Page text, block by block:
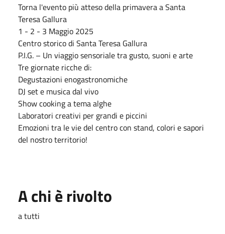
Torna l'evento più atteso della primavera a Santa
Teresa Gallura
1 - 2 - 3 Maggio 2025
Centro storico di Santa Teresa Gallura
P.I.G. – Un viaggio sensoriale tra gusto, suoni e arte
Tre giornate ricche di:
Degustazioni enogastronomiche
DJ set e musica dal vivo
Show cooking a tema alghe
Laboratori creativi per grandi e piccini
Emozioni tra le vie del centro con stand, colori e sapori
del nostro territorio!
A chi è rivolto
a tutti